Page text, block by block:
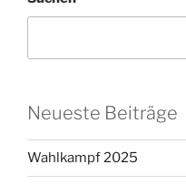
und
Neueste Beiträge
Wahlkampf 2025